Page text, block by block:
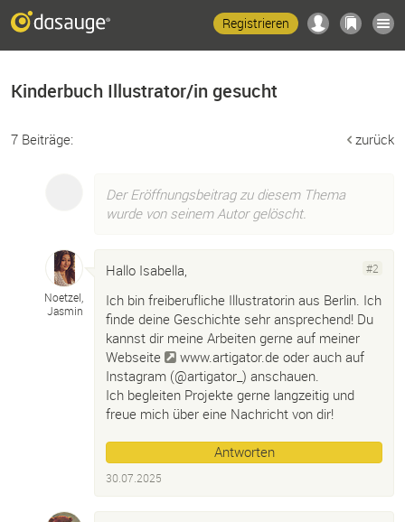
Registrieren
Kinderbuch Illustrator/in gesucht
7 Beiträge: zurück
Der Eröffnungsbeitrag zu diesem Thema
wurde von seinem Autor gelöscht.
Noetzel,
Jasmin
#2
Hallo Isabella,
Ich bin freiberufliche Illustratorin aus Berlin. Ich
finde deine Geschichte sehr ansprechend! Du
kannst dir meine Arbeiten gerne auf meiner
Webseite
www.artigator.de oder auch auf
Instagram (@artigator_) anschauen.
Ich begleiten Projekte gerne langzeitig und
freue mich über eine Nachricht von dir!
Antworten
30.07.2025